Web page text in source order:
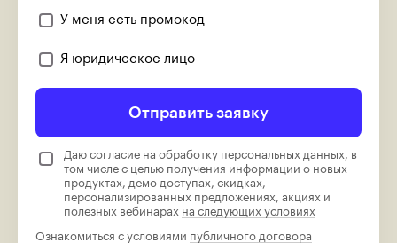
У меня есть промокод
Я юридическое лицо
Отправить заявку
Даю согласие на обработку персональных данных, в
том числе с целью получения информации о новых
продуктах, демо доступах, скидках,
персонализированных предложениях, акциях и
полезных вебинарах на следующих условиях
Ознакомиться с условиями публичного договора